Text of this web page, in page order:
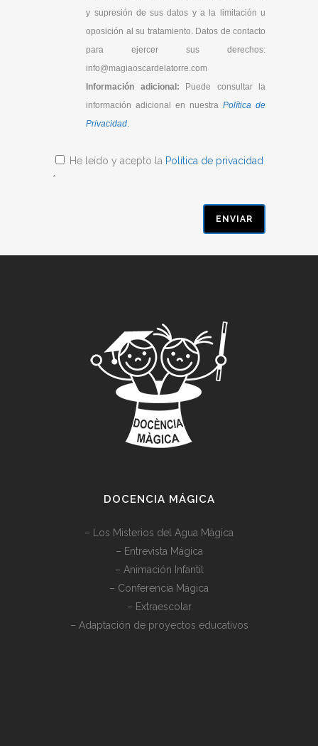
y supresión de sus datos y a la limitación u
oposición al su tratamiento. Datos de contacto
para ejercer sus derechos:
info@magiaoscardelatorre.com
Información adicional: Puede consultar la
información adicional en nuestraPolítica de
Privacidad
He leído y acepto la Política de privacidad
*
DOCENCIA MÁGICA
–
Los Misterios del Agua Mágica
– Entrevista Mágica
– Animación Infantil
– Conferencia Mágica
– Extraescolar
– Adaptación de proyectos educativos